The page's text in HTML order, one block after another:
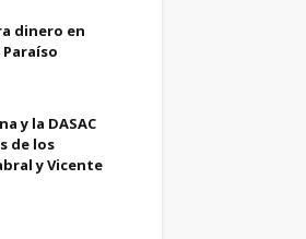
dinero en
y la DASAC
de los
y Vicente